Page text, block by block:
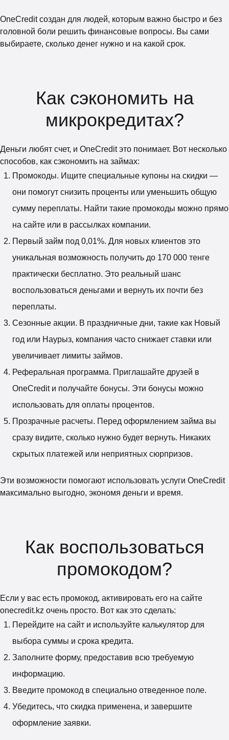
OneCredit создан для людей, которым важно быстро и без
головной боли решить финансовые вопросы. Вы сами
выбираете, сколько денег нужно и на какой срок.
Как сэкономить на
микрокредитах?
Деньги любят счет, и OneCredit это понимает. Вот несколько
способов, как сэкономить на займах:
Промокоды. Ищите специальные купоны на скидки —
они помогут снизить проценты или уменьшить общую
сумму переплаты. Найти такие промокоды можно прямо
на сайте или в рассылках компании.
Первый займ под 0,01%. Для новых клиентов это
уникальная возможность получить до 170 000 тенге
практически бесплатно. Это реальный шанс
воспользоваться деньгами и вернуть их почти без
переплаты.
Сезонные акции. В праздничные дни, такие как Новый
год или Наурыз, компания часто снижает ставки или
увеличивает лимиты займов.
Реферальная программа. Приглашайте друзей в
OneCredit и получайте бонусы. Эти бонусы можно
использовать для оплаты процентов.
Прозрачные расчеты. Перед оформлением займа вы
сразу видите, сколько нужно будет вернуть. Никаких
скрытых платежей или неприятных сюрпризов.
Эти возможности помогают использовать услуги OneCredit
максимально выгодно, экономя деньги и время.
Как воспользоваться
промокодом?
Если у вас есть промокод, активировать его на сайте
onecredit.kz очень просто. Вот как это сделать:
Перейдите на сайт и используйте калькулятор для
выбора суммы и срока кредита.
Заполните форму, предоставив всю требуемую
информацию.
Введите промокод в специально отведенное поле.
Убедитесь, что скидка применена, и завершите
оформление заявки.